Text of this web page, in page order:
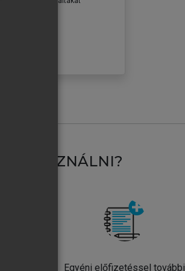
HASZNÁLNI?
Egyéni előfizetéssel további